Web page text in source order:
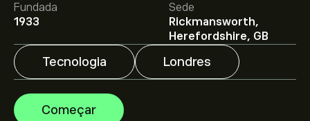
Fundada
1933
Sede
Rickmansworth,
Herefordshire, GB
Tecnologia Londres
Começar
na eToro para previsões detalhadas de analistas e
metas de preço.
Os analistas oferecem previsões para Senior PLC com
base em tendências de mercado, relatórios financeiros
e projeções de crescimento. Descubra a previsão mais
recente para os movimentos futuros dos preços.
A capitalização bolsista de Senior PLC é 1.21B‎p‎